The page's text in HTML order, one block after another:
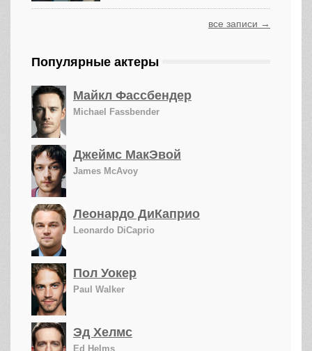
все записи →
Популярные актеры
Майкл Фассбендер
Michael Fassbender
Джеймс МакЭвой
James McAvoy
Леонардо ДиКаприо
Leonardo DiCaprio
Пол Уокер
Paul Walker
Эд Хелмс
Ed Helms